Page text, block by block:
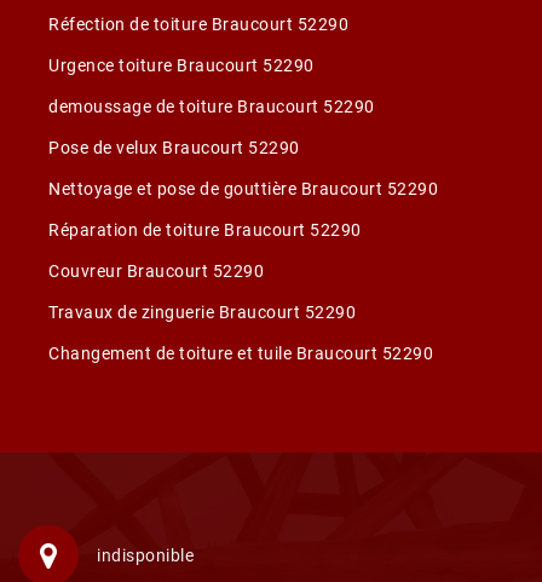
Réfection de toiture Braucourt 52290
Urgence toiture Braucourt 52290
demoussage de toiture Braucourt 52290
Pose de velux Braucourt 52290
Nettoyage et pose de gouttière Braucourt 52290
Réparation de toiture Braucourt 52290
Couvreur Braucourt 52290
Travaux de zinguerie Braucourt 52290
Changement de toiture et tuile Braucourt 52290
indisponible